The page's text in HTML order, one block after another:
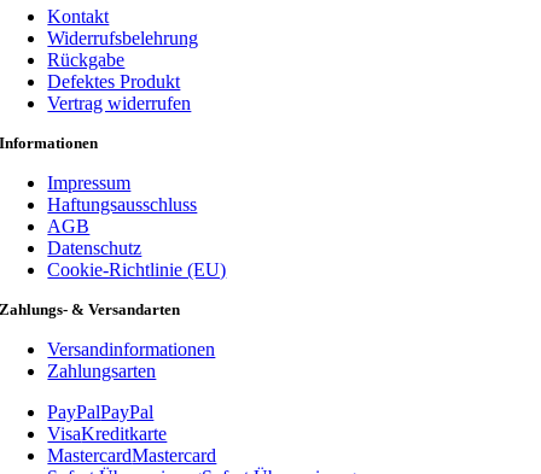
Kontakt
Widerrufsbelehrung
Rückgabe
Defektes Produkt
Vertrag widerrufen
Informationen
Impressum
Haftungsausschluss
AGB
Datenschutz
Cookie-Richtlinie (EU)
Zahlungs- & Versandarten
Versandinformationen
Zahlungsarten
PayPalPayPal
VisaKreditkarte
MastercardMastercard